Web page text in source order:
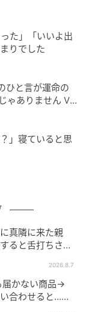
た」「いいよ出
りでした
ひと言が運命の
ゃありません Vo
」寝ていると思
真隣に来た親
ると舌打ちさ
2026.8.7
届かない商品→
合わせると…そ